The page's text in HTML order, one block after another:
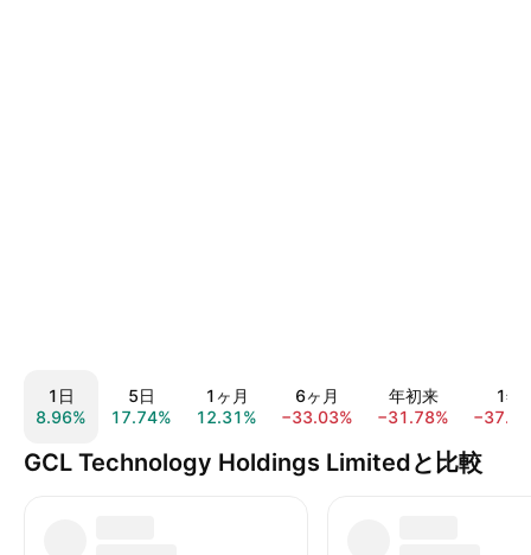
1日
8.96%
5日
17.74%
1ヶ月
12.31%
6ヶ月
−33.03%
年初来
−31.78%
1年
GCL Technology Holdings Limitedと比較